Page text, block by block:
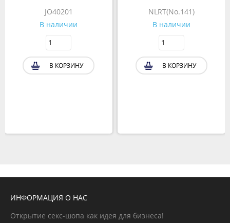
JO40201
В наличии
В КОРЗИНУ
NLRT(No.141)
В наличии
В КОРЗИНУ
ИНФОРМАЦИЯ О НАС
Открытие секс-шопа как идея для бизнеса!